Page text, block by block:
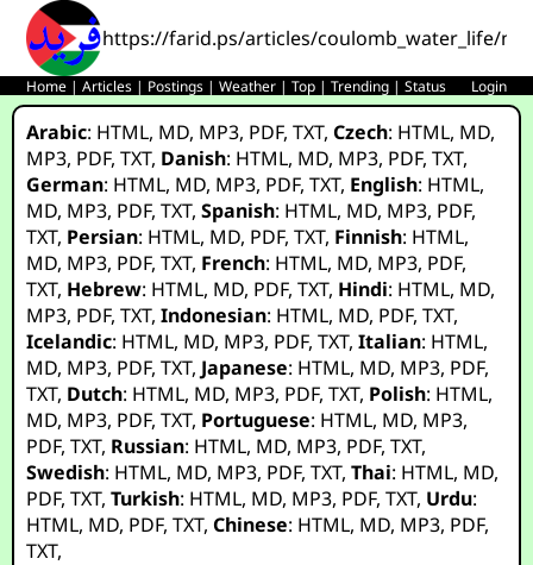
https://farid.ps/articles/coulomb_water_life/
Home |Articles | Postings |Weather |Top |Trending |Status Login
Arabic: HTML, MD, MP3, PDF,TXT,Czech: HTML, MD,
MP3, PDF,TXT, Danish: HTML, MD, MP3, PDF,TXT,
German: HTML, MD, MP3, PDF,TXT, English: HTML,
MD, MP3, PDF,TXT,Spanish: HTML, MD, MP3, PDF,
TXT, Persian: HTML, MD, PDF,TXT, Finnish: HTML,
MD, MP3, PDF,TXT, French: HTML, MD, MP3, PDF,
TXT, Hebrew: HTML, MD, PDF,TXT, Hindi: HTML, MD,
MP3, PDF,TXT,Indonesian: HTML, MD, PDF,TXT,
Icelandic: HTML, MD, MP3, PDF,TXT,Italian: HTML,
MD, MP3, PDF,TXT, Japanese: HTML, MD, MP3, PDF,
TXT, Dutch: HTML, MD, MP3, PDF,TXT, Polish: HTML,
MD, MP3, PDF,TXT, Portuguese: HTML, MD, MP3,
PDF,TXT, Russian: HTML, MD, MP3, PDF,TXT,
Swedish: HTML, MD, MP3, PDF,TXT,Thai: HTML, MD,
PDF,TXT,Turkish: HTML, MD, MP3, PDF,TXT, Urdu:
HTML, MD, PDF,TXT,Chinese: HTML, MD, MP3, PDF,
TXT,